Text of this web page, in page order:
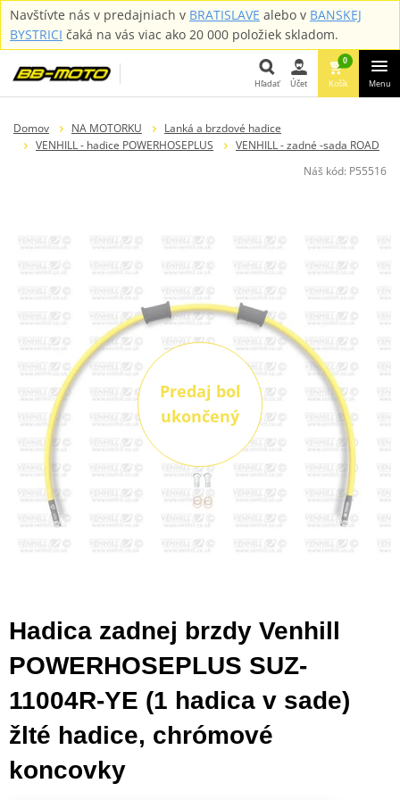
Navštívte nás v predajniach v BRATISLAVE alebo v BANSKEJ
BYSTRICI čaká na vás viac ako 20 000 položiek skladom.
Hľadať Účet
0
Košík Menu
Domov NA MOTORKU
Lanká a brzdové hadice
VENHILL - hadice POWERHOSEPLUS
VENHILL - zadné -sada ROAD
Náš kód: P55516
Predaj bol
ukončený
Hadica zadnej brzdy Venhill
POWERHOSEPLUS SUZ-
11004R-YE (1 hadica v sade)
žlté hadice, chrómové
koncovky